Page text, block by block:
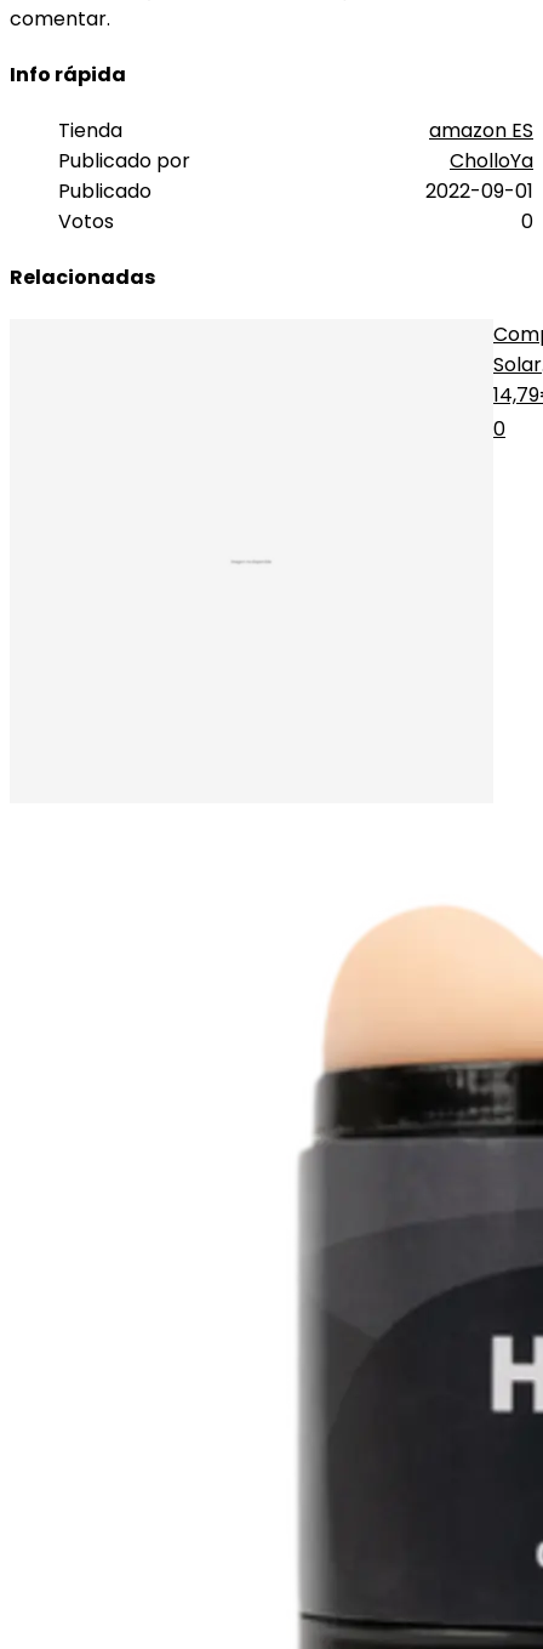
comentar.
Info rápida
Tienda
amazon ES
Publicado por
CholloYa
Publicado
2022-09-01
Votos
0
Relacionadas
Solar
0